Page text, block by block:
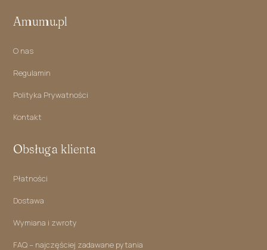
Amumu.pl
O nas
Regulamin
Polityka Prywatności
Kontakt
Obsługa klienta
Płatności
Dostawa
Wymiana i zwroty
FAQ – najczęściej zadawane pytania